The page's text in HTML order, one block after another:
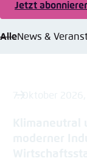
Jetzt
AlleNews &